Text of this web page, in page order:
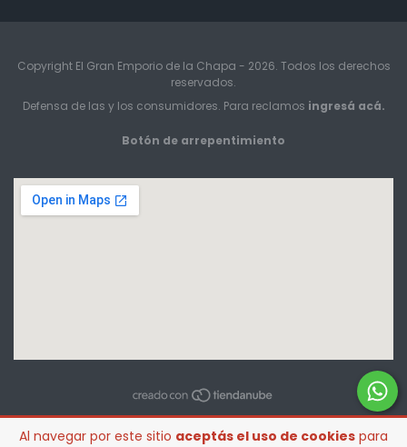
Al navegar por este sitio aceptás el uso de cookies para
Copyright El Gran Emporio de la Chapa - 2026. Todos los derechos
reservados.
Defensa de las y los consumidores. Para reclamos ingresá acá.
Botón de arrepentimiento